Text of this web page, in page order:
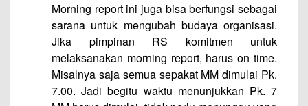
Morning report ini juga bisa berfungsi sebagai
sarana untuk mengubah budaya organisasi.
Jika pimpinan RS komitmen untuk
melaksanakan morning report, harus on time.
Misalnya saja semua sepakat MM dimulai Pk.
7.00. Jadi begitu waktu menunjukkan Pk. 7